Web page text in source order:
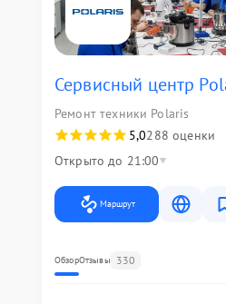
Сервисный центр
Ремонт техники Polaris
5,0288 оценки
Открыто до 21:00
Маршрут
ОбзорОтзывы 330